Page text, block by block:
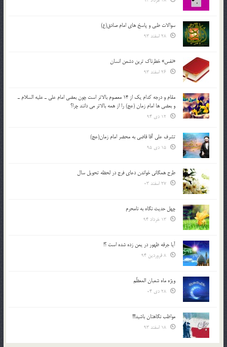
سوالات طبی و پاسخ های امام صادق(ع)
«نفس» خطرناک ترین دشمن انسان
مقام و درجه كدام يك از 14 معصوم بالاتر است چون بعضي امام علي ـ عليه السلام ـ
و بعضي ها امام زمان (عج) را از همه بالاتر مي دانند چرا؟
تشرف علي آقا قاضي به محضر امام زمان(عج)
طرح همگانی خواندن دعای فرج در لحظه تحویل سال
چهل حدیث نگاه به نامحرم
آیا جرقه ظهور در یمن زده شده است ؟!
ویژه ماه شعبان المعظّم
مواظب نگاهتان باشید!!!